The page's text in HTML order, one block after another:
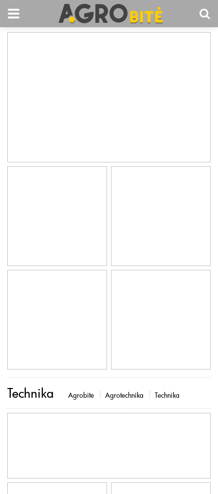
Technika Agrobitė Agrotechnika Technika